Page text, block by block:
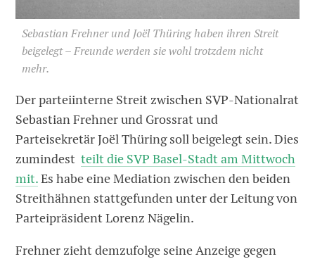
Sebastian Frehner und Joël Thüring haben ihren Streit
beigelegt – Freunde werden sie wohl trotzdem nicht
mehr.
Der parteiinterne Streit zwischen SVP-Nationalrat
Sebastian Frehner und Grossrat und
Parteisekretär Joël Thüring soll beigelegt sein. Dies
zumindestteilt die SVP Basel-Stadt am Mittwoch
mit.Es habe eine Mediation zwischen den beiden
Streithähnen stattgefunden unter der Leitung von
Parteipräsident Lorenz Nägelin.
Frehner zieht demzufolge seine Anzeige gegen